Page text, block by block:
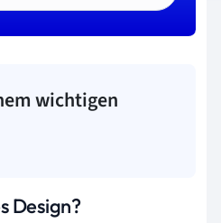
wichtigen
Design?